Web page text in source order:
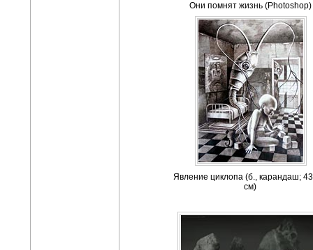
Они помнят жизнь (Photoshop)
Явление циклопа (б., карандаш;
см)